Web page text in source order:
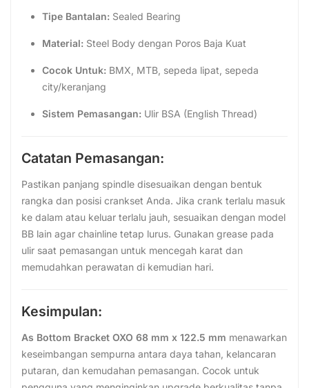
Tipe Bantalan: Sealed Bearing
Material: Steel Body dengan Poros Baja Kuat
Cocok Untuk: BMX, MTB, sepeda lipat, sepeda
city/keranjang
Sistem Pemasangan: Ulir BSA (English Thread)
Catatan Pemasangan:
Pastikan panjang spindle disesuaikan dengan bentuk
rangka dan posisi crankset Anda. Jika crank terlalu masuk
ke dalam atau keluar terlalu jauh, sesuaikan dengan model
BB lain agar chainline tetap lurus. Gunakan grease pada
ulir saat pemasangan untuk mencegah karat dan
memudahkan perawatan di kemudian hari.
Kesimpulan:
As Bottom Bracket OXO 68 mm x 122.5 mm menawarkan
keseimbangan sempurna antara daya tahan, kelancaran
putaran, dan kemudahan pemasangan. Cocok untuk